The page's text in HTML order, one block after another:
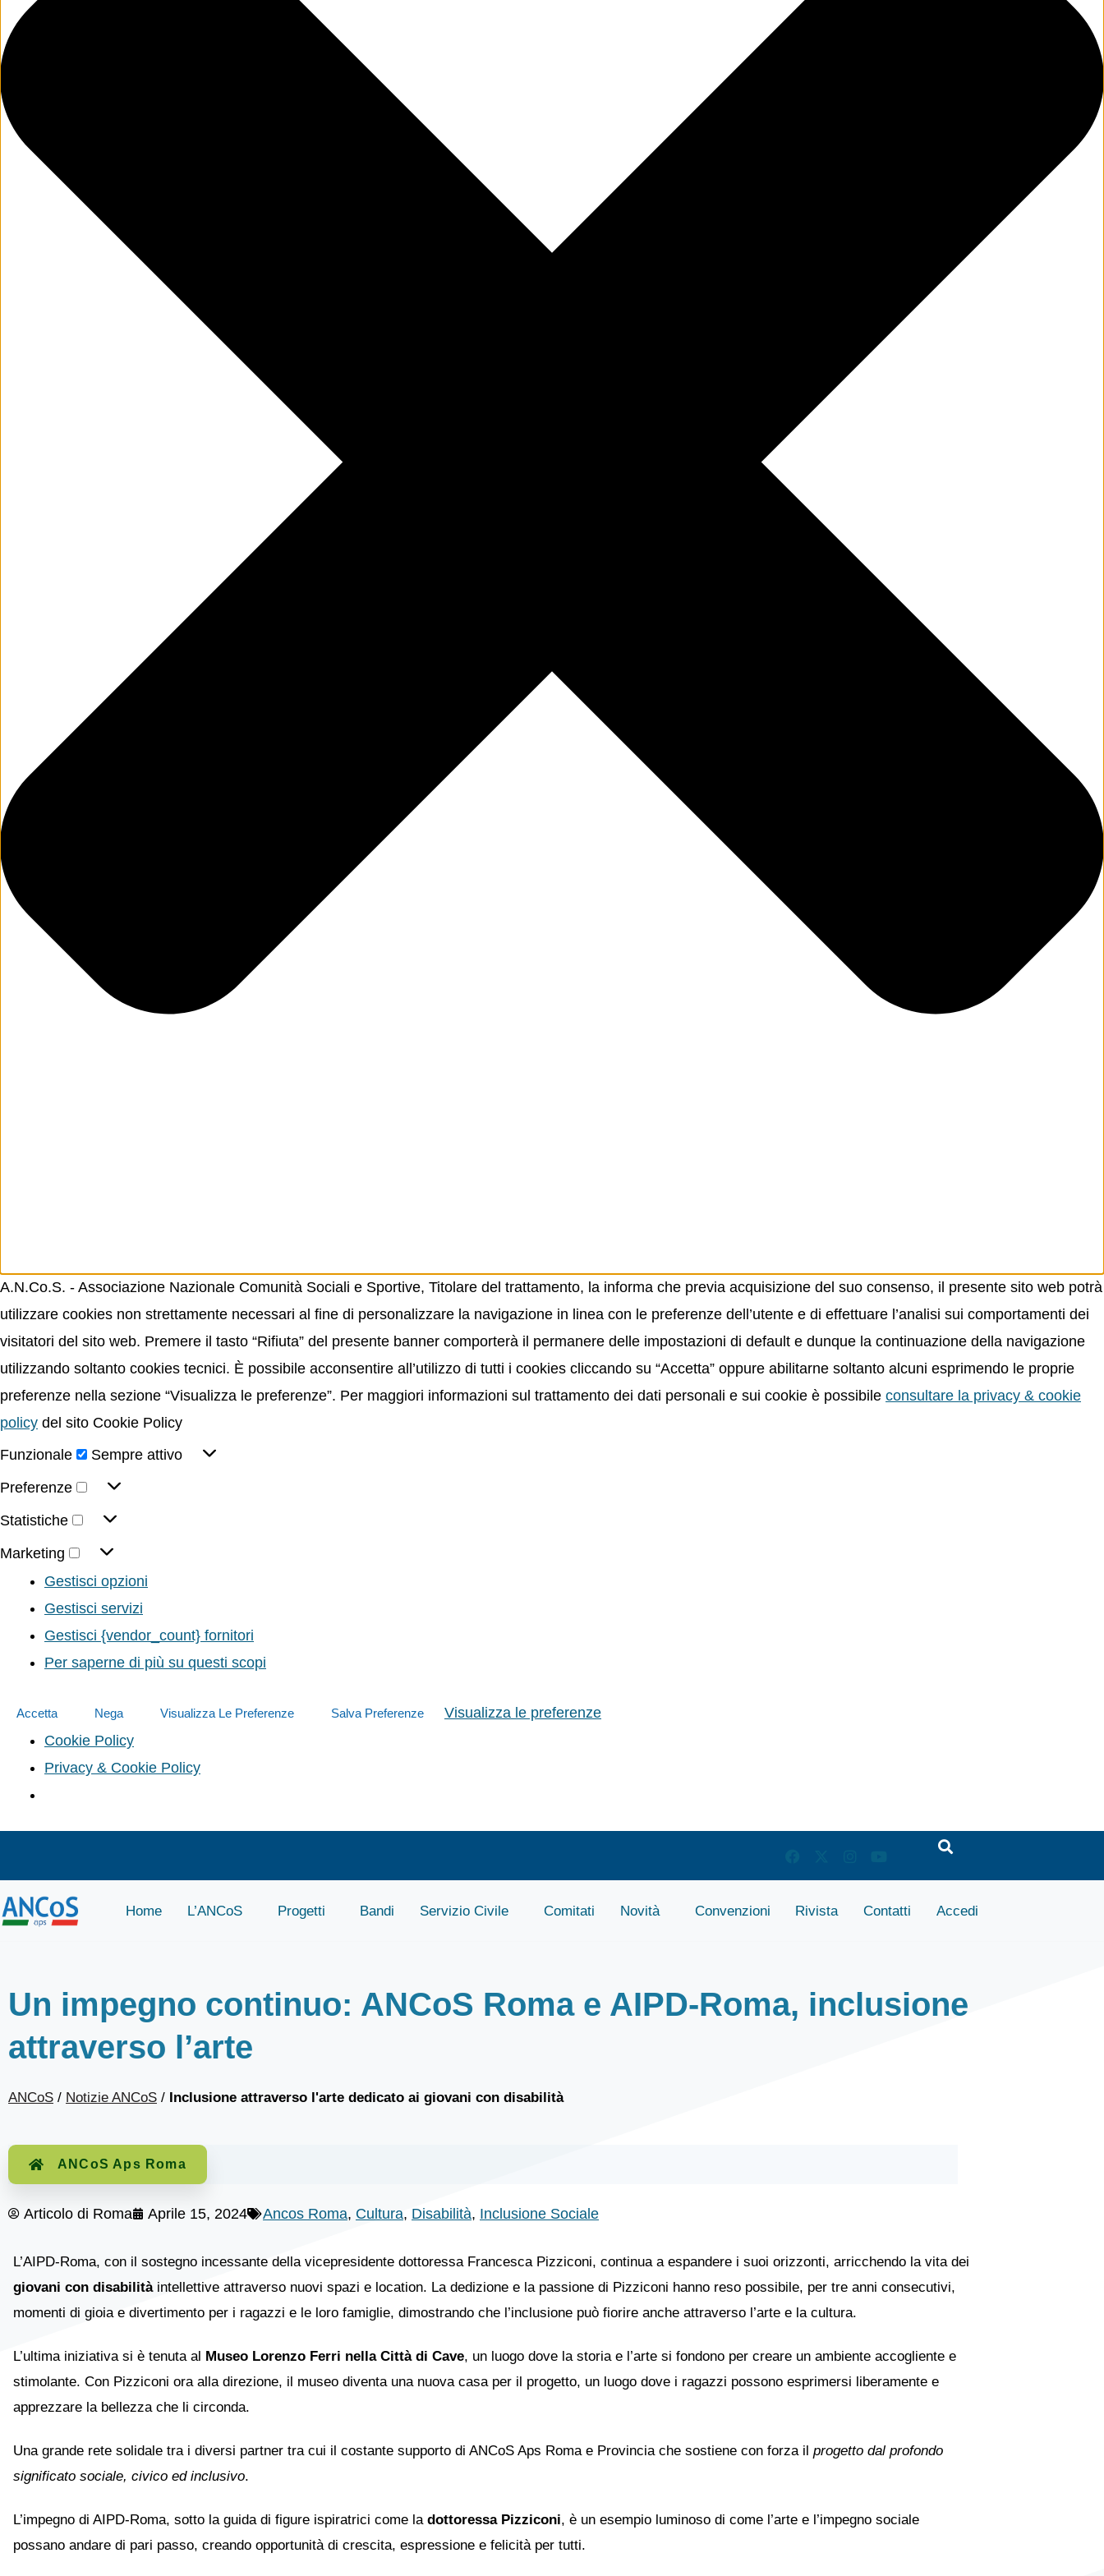
A.N.Co.S. - Associazione Nazionale Comunità Sociali e Sportive, Titolare del trattamento, la informa che previa acquisizione del suo consenso, il presente sito web potrà
utilizzare cookies non strettamente necessari al fine di personalizzare la navigazione in linea con le preferenze dell’utente e di effettuare l’analisi sui comportamenti dei
visitatori del sito web. Premere il tasto “Rifiuta” del presente banner comporterà il permanere delle impostazioni di default e dunque la continuazione della navigazione
utilizzando soltanto cookies tecnici. È possibile acconsentire all’utilizzo di tutti i cookies cliccando su “Accetta” oppure abilitarne soltanto alcuni esprimendo le proprie
preferenze nella sezione “Visualizza le preferenze”. Per maggiori informazioni sul trattamento dei dati personali e sui cookie è possibile consultare la privacy & cookie
policy del sito Cookie Policy
Funzionale
Sempre attivo
Preferenze
Statistiche
Marketing
Gestisci opzioni
Gestisci servizi
Gestisci {vendor_count} fornitori
Per saperne di più su questi scopi
Accetta Nega Visualizza Le Preferenze Salva Preferenze
Visualizza le preferenze
Cookie Policy
Privacy & Cookie Policy
Home L’ANCoS Progetti Bandi Servizio Civile Comitati Novità Convenzioni Rivista Contatti Accedi
Un impegno continuo: ANCoS Roma e AIPD-Roma, inclusione
attraverso l’arte
ANCoS / Notizie ANCoS / Inclusione attraverso l'arte dedicato ai giovani con disabilità
ANCoS Aps Roma
Articolo di Roma Aprile 15, 2024 Ancos Roma, Cultura, Disabilità, Inclusione Sociale
L’AIPD-Roma, con il sostegno incessante della vicepresidente dottoressa Francesca Pizziconi, continua a espandere i suoi orizzonti, arricchendo la vita dei
giovani con disabilitàintellettive attraverso nuovi spazi e location. La dedizione e la passione di Pizziconi hanno reso possibile, per tre anni consecutivi,
momenti di gioia e divertimento per i ragazzi e le loro famiglie, dimostrando che l’inclusione può fiorire anche attraverso l’arte e la cultura.
L’ultima iniziativa si è tenuta al Museo Lorenzo Ferri nella Città di Cave, un luogo dove la storia e l’arte si fondono per creare un ambiente accogliente e
stimolante. Con Pizziconi ora alla direzione, il museo diventa una nuova casa per il progetto, un luogo dove i ragazzi possono esprimersi liberamente e
apprezzare la bellezza che li circonda.
Una grande rete solidale tra i diversi partner tra cui il costante supporto di ANCoS Aps Roma e Provincia che sostiene con forza il progetto dal profondo
significato sociale, civico ed inclusivo.
L’impegno di AIPD-Roma, sotto la guida di figure ispiratrici come la dottoressa Pizziconi, è un esempio luminoso di come l’arte e l’impegno sociale
possano andare di pari passo, creando opportunità di crescita, espressione e felicità per tutti.